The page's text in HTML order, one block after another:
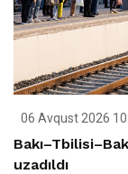
06 Avqust 2026
uzadıldı